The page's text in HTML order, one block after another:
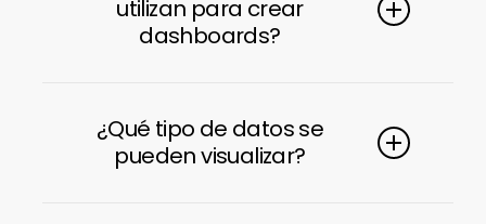
permitiendo analizar el rendimiento
del negocio sin retrasos.
utilizan para crear
dashboards?
Looker Studio, BigQuery y Google
Analytics 4, entre otras.
¿Qué tipo de datos se
pueden visualizar?